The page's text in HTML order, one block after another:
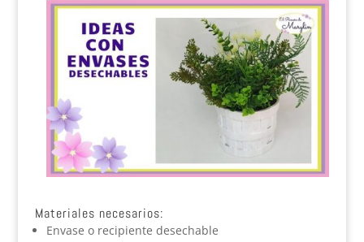
Materiales necesarios:
Envase o recipiente desechable